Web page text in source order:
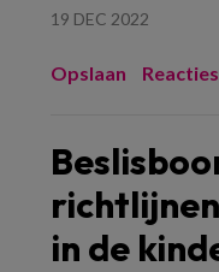
19 DEC 2022
Opslaan Reacties
in de